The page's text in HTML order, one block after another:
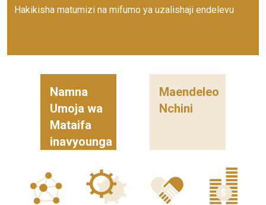
Hakikisha matumizi na mifumo ya uzalishaji endelevu
Namna
Umoja wa
Mataifa
inavyounga
Maendeleo
Nchini